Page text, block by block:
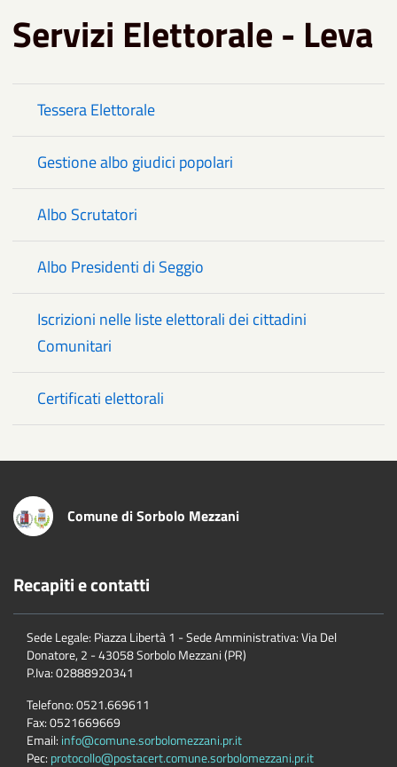
Servizi Elettorale - Leva
Tessera Elettorale
Gestione albo giudici popolari
Albo Scrutatori
Albo Presidenti di Seggio
Iscrizioni nelle liste elettorali dei cittadini
Comunitari
Certificati elettorali
Comune di Sorbolo Mezzani
Recapiti e contatti
Sede Legale: Piazza Libertà 1 - Sede Amministrativa: Via Del
Donatore, 2 - 43058 Sorbolo Mezzani (PR)
P.Iva:02888920341
Telefono:0521.669611
Fax:0521669669
Email: info@comune.sorbolomezzani.pr.it
Pec: protocollo@postacert.comune.sorbolomezzani.pr.it